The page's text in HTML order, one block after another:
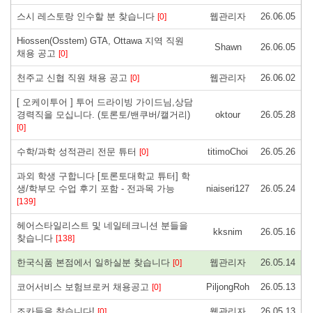
스시 레스토랑 인수할 분 찾습니다 [0] 웹관리자 26.06.05
Hiossen(Osstem) GTA, Ottawa 지역 직원
채용 공고 [0]
Shawn 26.06.05
천주교 신협 직원 채용 공고 [0] 웹관리자 26.06.02
[ 오케이투어 ] 투어 드라이빙 가이드님,상담
경력직을 모십니다. (토론토/밴쿠버/캘거리)
[0]
oktour 26.05.28
수학/과학 성적관리 전문 튜터 [0] titimoChoi 26.05.26
과외 학생 구합니다 [토론토대학교 튜터] 학
생/학부모 수업 후기 포함 - 전과목 가능
[139]
niaiseri127 26.05.24
헤어스타일리스트 및 네일테크니션 분들을
찾습니다 [138]
kksnim 26.05.16
한국식품 본점에서 일하실분 찾습니다 [0] 웹관리자 26.05.14
코어서비스 보험브로커 채용공고 [0] PiljongRoh 26.05.13